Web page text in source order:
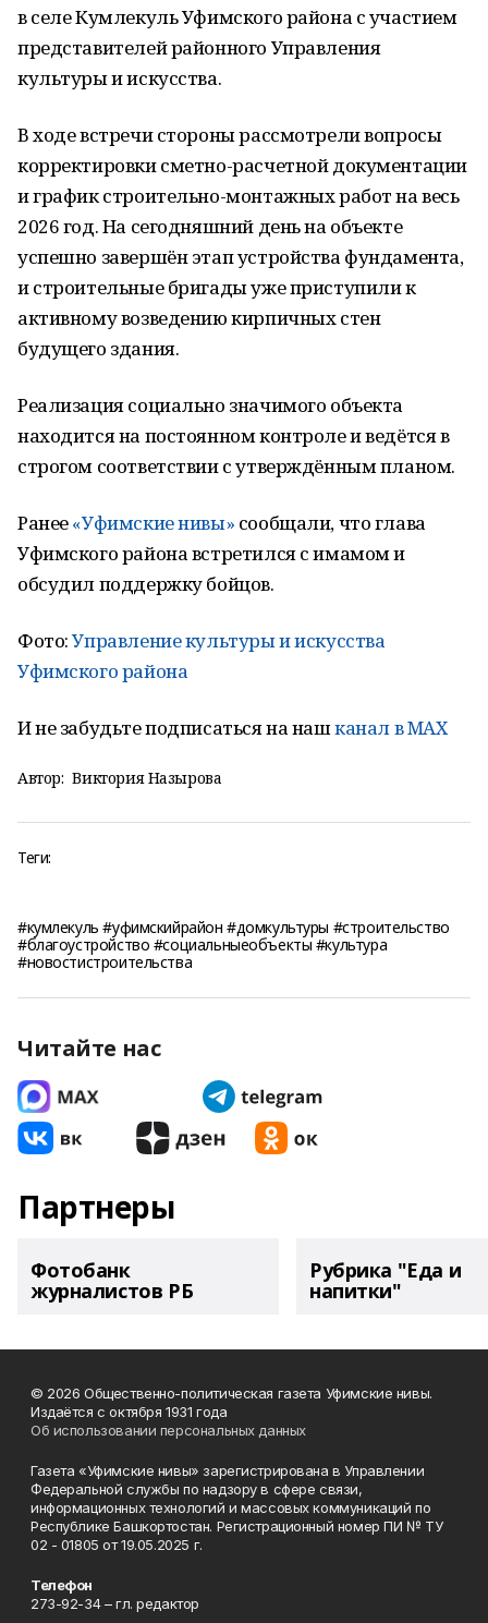
в селе Кумлекуль Уфимского района с участием
представителей районного Управления
культуры и искусства.
В ходе встречи стороны рассмотрели вопросы
корректировки сметно-расчетной документации
и график строительно-монтажных работ на весь
2026 год. На сегодняшний день на объекте
успешно завершён этап устройства фундамента,
и строительные бригады уже приступили к
активному возведению кирпичных стен
будущего здания.
Реализация социально значимого объекта
находится на постоянном контроле и ведётся в
строгом соответствии с утверждённым планом.
Ранее«Уфимские нивы» сообщали, что глава
Уфимского района встретился с имамом и
обсудил поддержку бойцов.
Фото:Управление культуры и искусства
Уфимского района
И не забудьте подписаться на нашканал в MAX
Автор: Виктория Назырова
Теги:
#кумлекуль #уфимскийрайон #домкультуры #строительство
#благоустройство #социальныеобъекты #культура
#новостистроительства
Читайте нас
Партнеры
Фотобанк
журналистов РБ
Рубрика "Еда и
напитки"
© 2026 Общественно-политическая газета Уфимские нивы.
Издаётся с октября 1931 года
Об использовании персональных данных
Газета «Уфимские нивы» зарегистрирована в Управлении
Федеральной службы по надзору в сфере связи,
информационных технологий и массовых коммуникаций по
Республике Башкортостан. Регистрационный номер ПИ № ТУ
02 - 01805 от 19.05.2025 г.
Телефон
273-92-34 – гл. редактор